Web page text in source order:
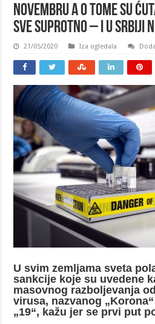
novembru a o tome su
sve suprotno – I U SRBIJI
21/05/2020 Iza ogledala
U svim zemljama sveta
sankcije koje su uvedene
masovnog razboljevanja
virusa, nazvanog
„19“, kažu jer se prvi put